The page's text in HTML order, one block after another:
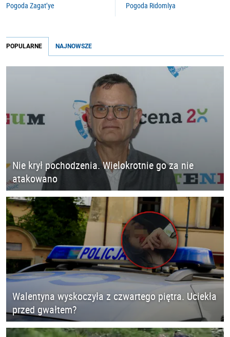
Pogoda Zagat’ye Pogoda Ridomlya
POPULARNE NAJNOWSZE
Nie krył pochodzenia. Wielokrotnie go za nie
atakowano
Walentyna wyskoczyła z czwartego piętra. Uciekła
przed gwałtem?